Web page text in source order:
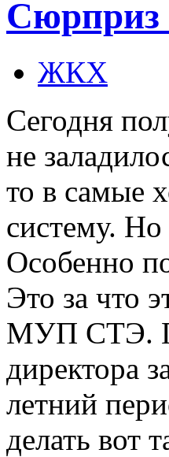
ЖКХ
Сегодня
не
то в самые
систему.
Особенно
Это за что
МУП СТЭ.
директора
летний
делать вот